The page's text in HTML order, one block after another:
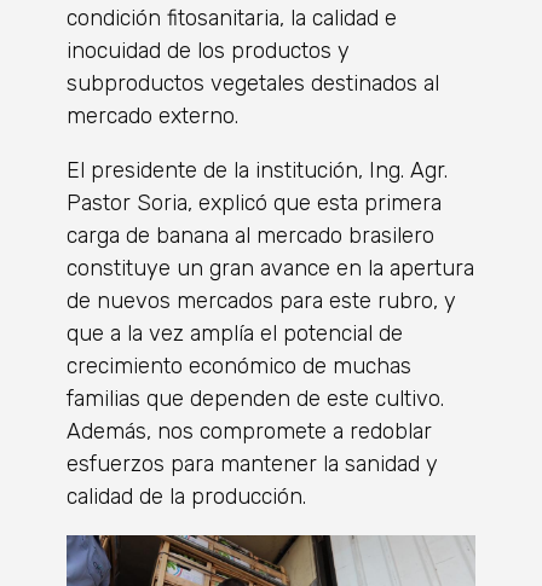
condición fitosanitaria, la calidad e
inocuidad de los productos y
subproductos vegetales destinados al
mercado externo.
El presidente de la institución, Ing. Agr.
Pastor Soria, explicó que esta primera
carga de banana al mercado brasilero
constituye un gran avance en la apertura
de nuevos mercados para este rubro, y
que a la vez amplía el potencial de
crecimiento económico de muchas
familias que dependen de este cultivo.
Además, nos compromete a redoblar
esfuerzos para mantener la sanidad y
calidad de la producción.